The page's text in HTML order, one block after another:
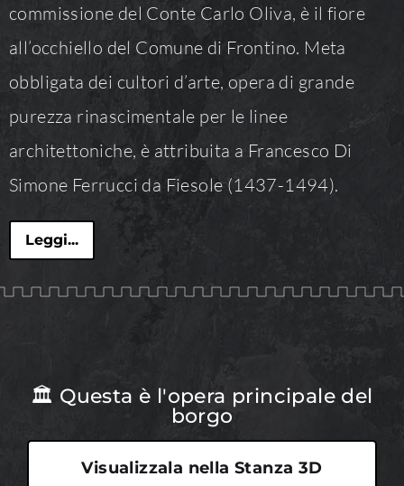
commissione del Conte Carlo Oliva, è il fiore
all’occhiello del Comune di Frontino. Meta
obbligata dei cultori d’arte, opera di grande
purezza rinascimentale per le linee
architettoniche, è attribuita a Francesco Di
Simone Ferrucci da Fiesole (1437-1494).
Leggi...
🏛 Questa è l'opera principale del
borgo
Visualizzala nella Stanza 3D